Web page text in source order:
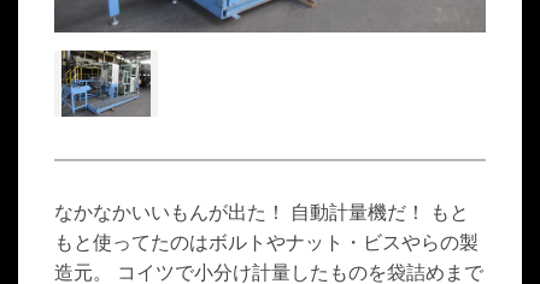
なかなかいいもんが出た！ 自動計量機だ！ もと
もと使ってたのはボルトやナット・ビスやらの製
造元。 コイツで小分け計量したものを袋詰めまで